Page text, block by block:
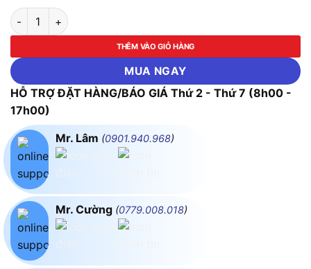
Máy mài góc dùng pin Makita GA029GZ (Chưa kèm Pin & Sạc)
THÊM VÀO GIỎ HÀNG
MUA NGAY
HỖ TRỢ ĐẶT HÀNG/BÁO GIÁ Thứ 2 - Thứ 7 (8h00 -
17h00)
Mr. Lâm (0901.940.968)
Mr. Cường (0779.008.018)